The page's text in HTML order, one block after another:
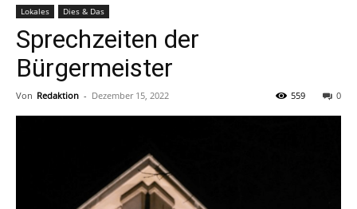
Lokales Dies & Das
Sprechzeiten der
Bürgermeister
Von Redaktion - Dezember 15, 2022 0
559